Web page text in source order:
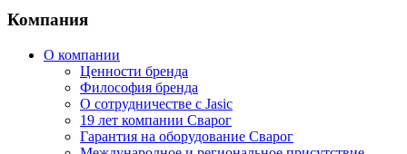
Компания
О компании
Ценности бренда
Философия бренда
О сотрудничестве с Jasic
19 лет компании Сварог
Гарантия на оборудование Сварог